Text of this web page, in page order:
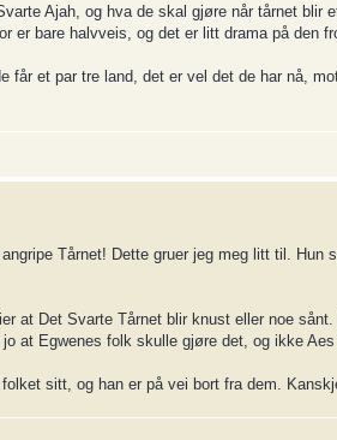
Ajah, og hva de skal gjøre når tårnet blir
er bare halvveis, og det er litt drama på den
får et par tre land, det er vel det de har nå,
Tårnet! Dette gruer jeg meg litt til. Hun
at Det Svarte Tårnet blir knust eller noe
at Egwenes folk skulle gjøre det, og ikke
sitt, og han er på vei bort fra dem.